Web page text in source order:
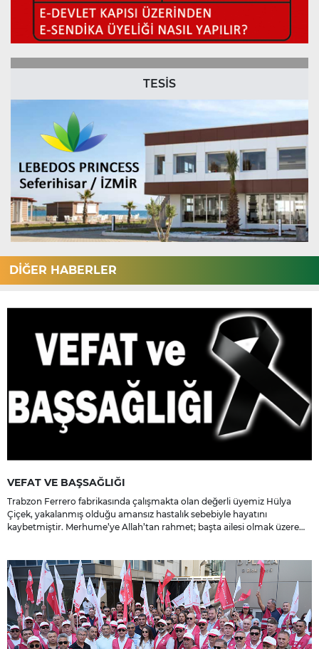
TESİS
DİĞER HABERLER
VEFAT VE BAŞSAĞLIĞI
Trabzon Ferrero fabrikasında çalışmakta olan değerli üyemiz Hülya
Çiçek, yakalanmış olduğu amansız hastalık sebebiyle hayatını
kaybetmiştir. Merhume’ye Allah’tan rahmet; başta ailesi olmak üzere